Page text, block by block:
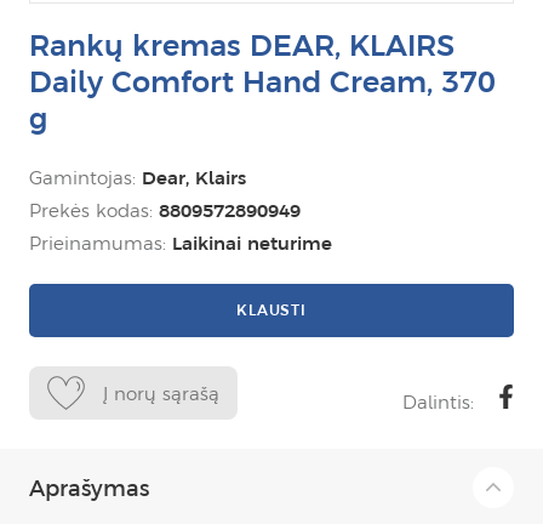
Rankų kremas DEAR, KLAIRS
Daily Comfort Hand Cream, 370
g
Gamintojas: Dear, Klairs
Prekės kodas: 8809572890949
Prieinamumas: Laikinai neturime
KLAUSTI
Į norų sąrašą Dalintis:
Aprašymas